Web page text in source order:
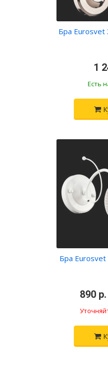
Бра Eurosvet
1
Есть
Бра
890 р.